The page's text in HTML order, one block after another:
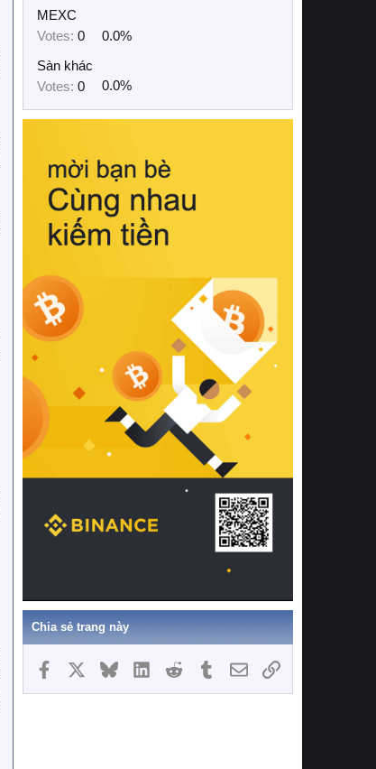
MEXC
Votes: 0
0.0%
Sàn khác
Votes: 0 0.0%
Chia sẻ trang này
Facebook BlueskyLinkedInReddit TumblrEmailLink